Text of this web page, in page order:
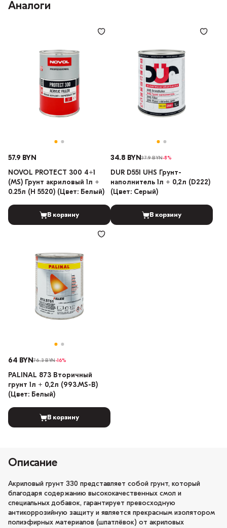
Аналоги
57.9 BYN
NOVOL PROTECT 300 4+1
(MS) Грунт акриловый 1л +
0.25л (H 5520) (Цвет: Белый)
В корзину
34.8 BYN37.9 BYN-8%
DUR D551 UHS Грунт-
наполнитель 1л + 0,2л (D222)
(Цвет: Серый)
В корзину
64 BYN76.3 BYN-16%
PALINAL 873 Вторичный
грунт 1л + 0,2л (993.MS-B)
(Цвет: Белый)
В корзину
Описание
Акриловый грунт 330 представляет собой грунт, который
благодаря содержанию высококачественных смол и
специальных добавок, гарантирует превосходную
антикоррозийную защиту и является прекрасным изолятором
полиэфирных материалов (шпатлёвок) от акриловых